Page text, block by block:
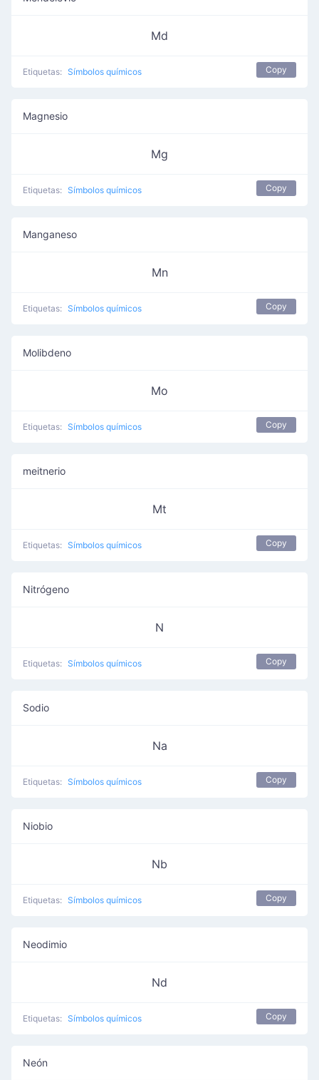
Md
Etiquetas: Símbolos químicos Copy
Magnesio
Mg
Etiquetas: Símbolos químicos Copy
Manganeso
Mn
Etiquetas: Símbolos químicos Copy
Molibdeno
Mo
Etiquetas: Símbolos químicos Copy
meitnerio
Mt
Etiquetas: Símbolos químicos Copy
Nitrógeno
N
Etiquetas: Símbolos químicos Copy
Sodio
Na
Etiquetas: Símbolos químicos Copy
Niobio
Nb
Etiquetas: Símbolos químicos Copy
Neodimio
Nd
Etiquetas: Símbolos químicos Copy
Neón